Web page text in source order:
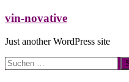
Zum
springen
vin-novative
Just another WordPress site
Suchen
nach: